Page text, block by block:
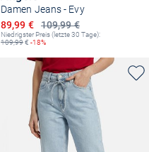
Damen Jeans - Evy
109,99 €
Ermäßigter Preis
89,99 €
Niedrigster Preis (letzte 30 Tage):
109,99€ -18%